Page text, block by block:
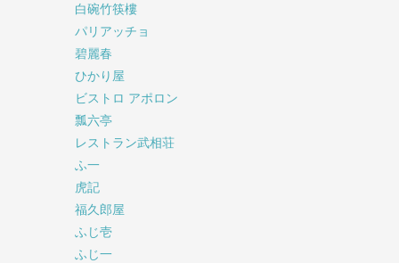
白碗竹筷樓
パリアッチョ
碧麗春
ひかり屋
ビストロ アポロン
瓢六亭
レストラン武相荘
ふ一
虎記
福久郎屋
ふじ壱
ふじ一